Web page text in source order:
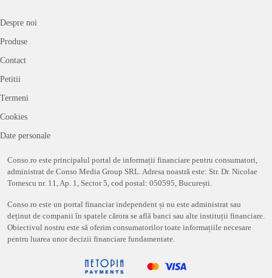
Despre noi
Produse
Contact
Petitii
Termeni
Cookies
Date personale
Conso.ro este principalul portal de informații financiare pentru consumatori,
administrat de Conso Media Group SRL. Adresa noastră este: Str. Dr. Nicolae
Tomescu nr. 11, Ap. 1, Sector 5, cod postal: 050595, București.
Conso.ro este un portal financiar independent și nu este administrat sau
deținut de companii în spatele cărora se află banci sau alte instituții financiare.
Obiectivul nostru este să oferim consumatorilor toate informațiile necesare
pentru luarea unor decizii financiare fundamentate.